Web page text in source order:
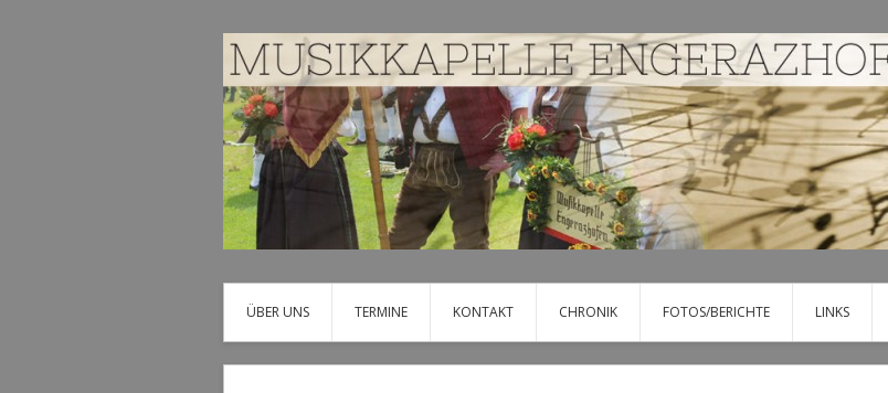
ÜBER UNS TERMINE KONTAKT CHRONIK FOTOS/BERICHTE LINKS